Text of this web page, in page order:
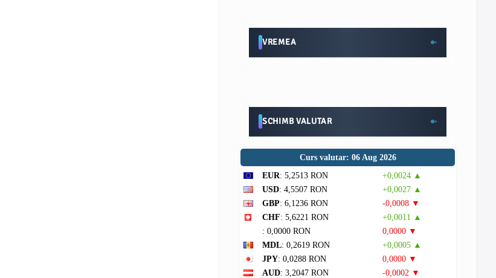
VREMEA
SCHIMB VALUTAR
Curs valutar: 06 Aug 2026
EUR: 5,2513 RON
+0,0024 ▲
USD: 4,5507 RON
+0,0027 ▲
GBP: 6,1236 RON
-0,0008 ▼
CHF: 5,6221 RON
+0,0011 ▲
: 0,0000 RON
0,0000 ▼
MDL: 0,2619 RON
+0,0005 ▲
JPY: 0,0288 RON
0,0000 ▼
AUD: 3,2047 RON
-0,0002 ▼